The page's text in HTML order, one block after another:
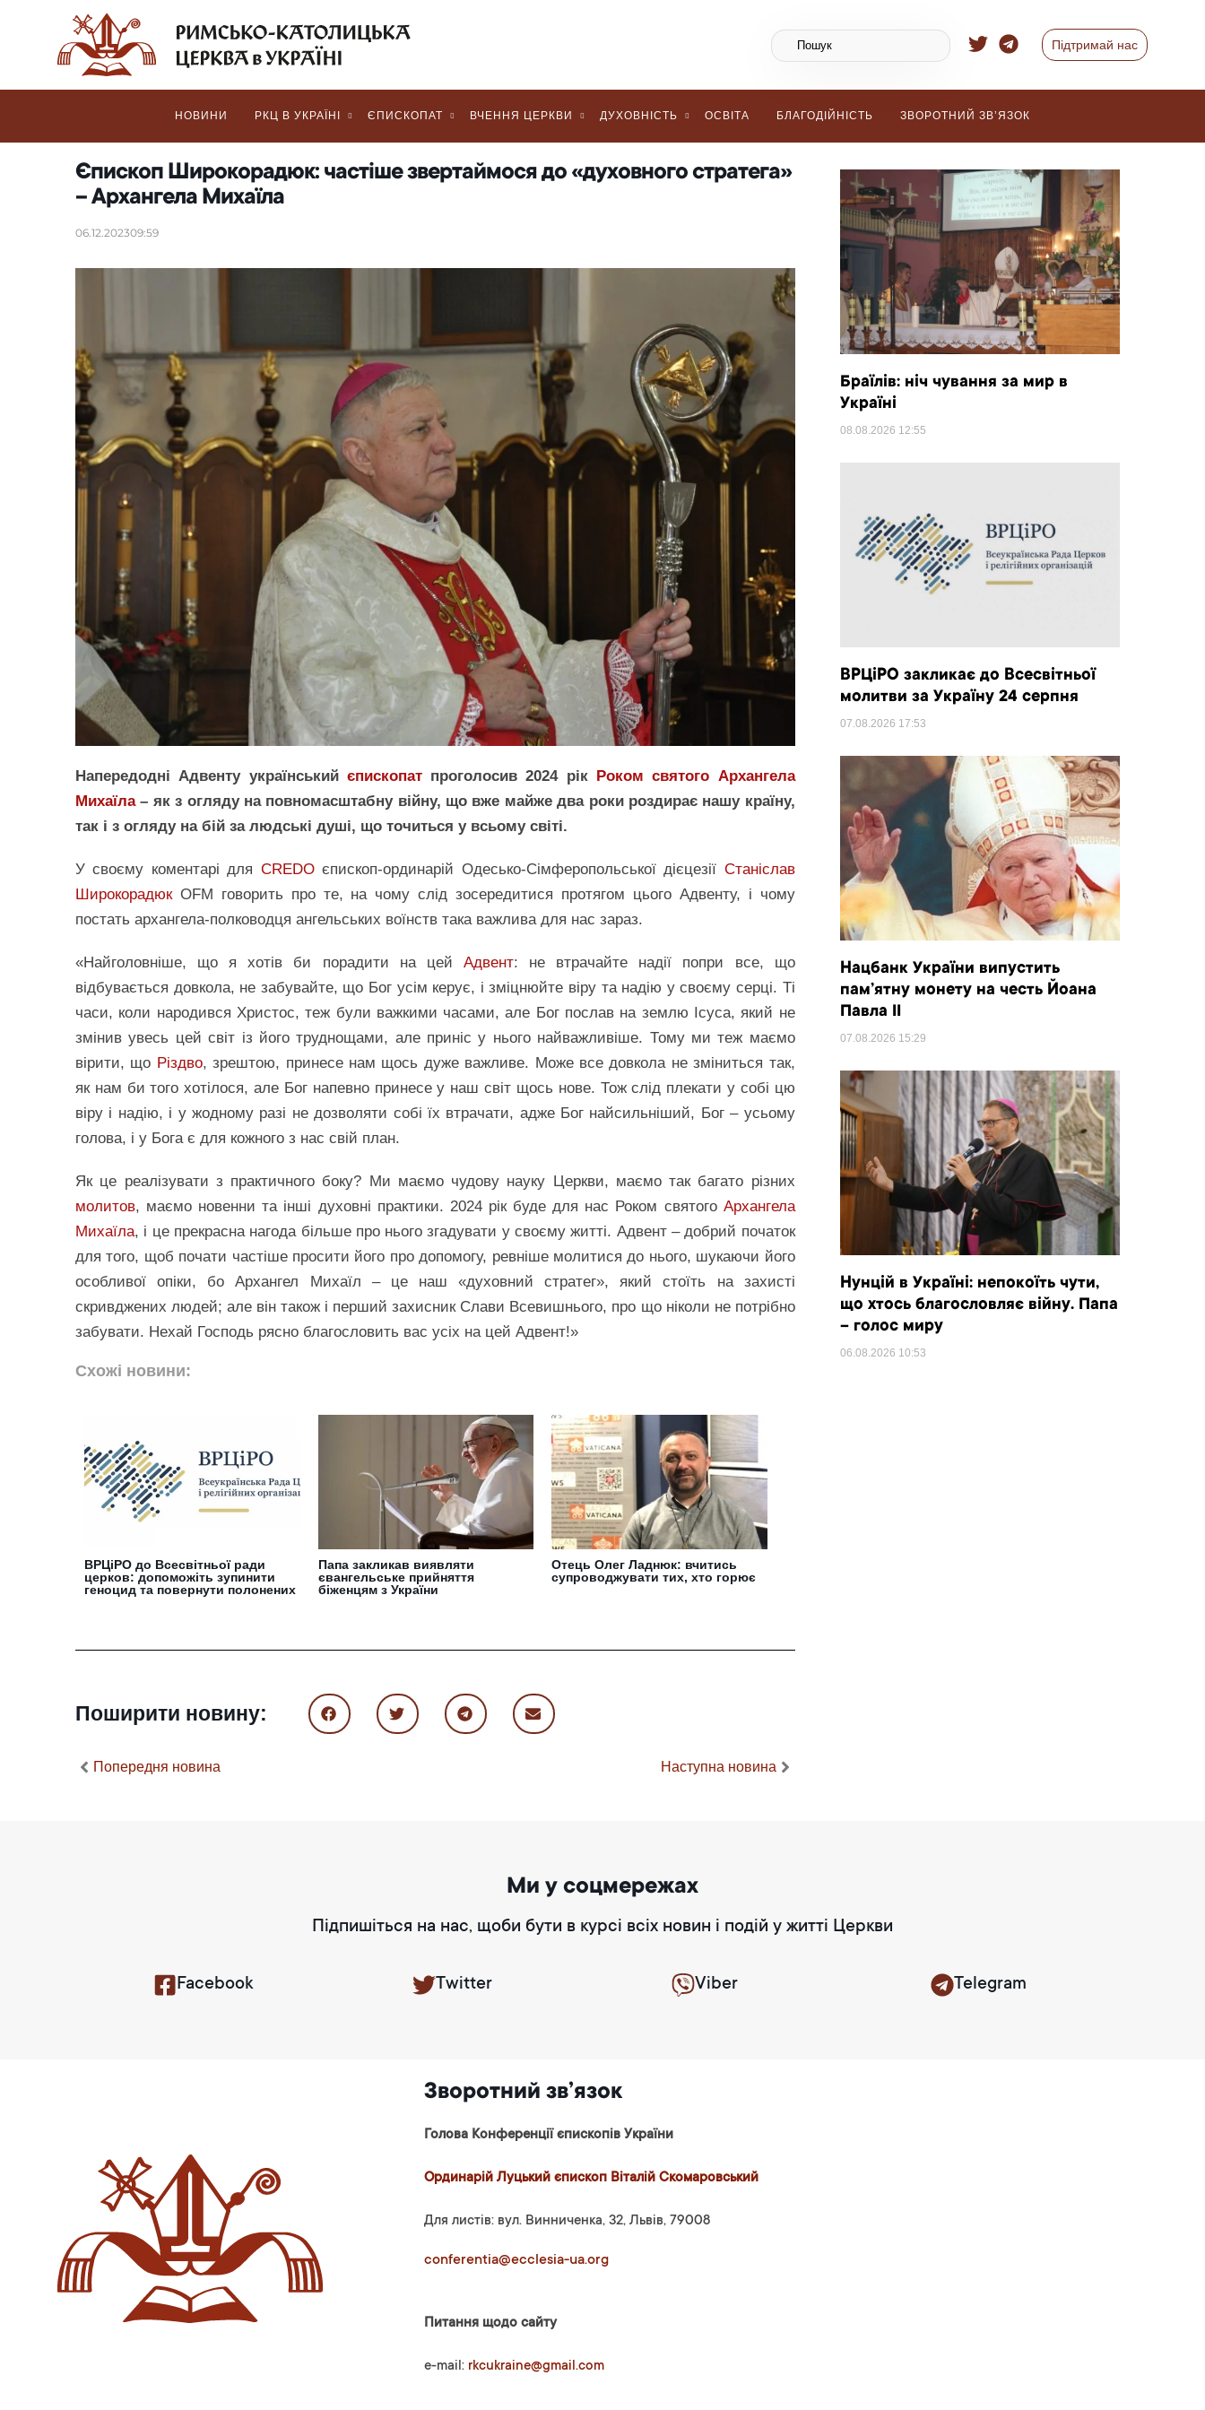
Підтримай нас
НОВИНИ РКЦ В УКРАЇНІ ЄПИСКОПАТ ВЧЕННЯ ЦЕРКВИ ДУХОВНІСТЬ ОСВІТА БЛАГОДІЙНІСТЬ ЗВОРОТНИЙ ЗВ’ЯЗОК
Єпископ Широкорадюк: частіше звертаймося до «духовного стратега»
– Архангела Михаїла
06.12.202309:59
Напередодні Адвенту український єпископатпроголосив 2024 рік Роком святого Архангела
Михаїла– як з огляду на повномасштабну війну, що вже майже два роки роздирає нашу країну,
так і з огляду на бій за людські душі, що точиться у всьому світі.
У своєму коментарі для CREDOєпископ-ординарій Одесько-Сімферопольської дієцезії Станіслав
ШирокорадюкOFM говорить про те, на чому слід зосередитися протягом цього Адвенту, і чому
постать архангела-полководця ангельських воїнств така важлива для нас зараз.
«Найголовніше, що я хотів би порадити на цей Адвент: не втрачайте надії попри все, що
відбувається довкола, не забувайте, що Бог усім керує, і зміцнюйте віру та надію у своєму серці. Ті
часи, коли народився Христос, теж були важкими часами, але Бог послав на землю Ісуса, який не
змінив увесь цей світ із його труднощами, але приніс у нього найважливіше. Тому ми теж маємо
вірити, що Різдво, зрештою, принесе нам щось дуже важливе. Може все довкола не зміниться так,
як нам би того хотілося, але Бог напевно принесе у наш світ щось нове. Тож слід плекати у собі цю
віру і надію, і у жодному разі не дозволяти собі їх втрачати, адже Бог найсильніший, Бог – усьому
голова, і у Бога є для кожного з нас свій план.
Як це реалізувати з практичного боку? Ми маємо чудову науку Церкви, маємо так багато різних
молитов, маємо новенни та інші духовні практики. 2024 рік буде для нас Роком святого Архангела
Михаїла, і це прекрасна нагода більше про нього згадувати у своєму житті. Адвент – добрий початок
для того, щоб почати частіше просити його про допомогу, ревніше молитися до нього, шукаючи його
особливої опіки, бо Архангел Михаїл – це наш «духовний стратег», який стоїть на захисті
скривджених людей; але він також і перший захисник Слави Всевишнього, про що ніколи не потрібно
забувати. Нехай Господь рясно благословить вас усіх на цей Адвент!»
Схожі новини:
ВРЦіРО до Всесвітньої ради
церков: допоможіть зупинити
геноцид та повернути полонених
Папа закликав виявляти
євангельське прийняття
біженцям з України
Отець Олег Ладнюк: вчитись
супроводжувати тих, хто горює
Поширити новину:
Попередня новина Наступна новина
Браїлів: ніч чування за мир в
Україні
08.08.2026 12:55
ВРЦіРО закликає до Всесвітньої
молитви за Україну 24 серпня
07.08.2026 17:53
Нацбанк України випустить
пам’ятну монету на честь Йоана
Павла II
07.08.2026 15:29
Нунцій в Україні: непокоїть чути,
що хтось благословляє війну. Папа
– голос миру
06.08.2026 10:53
Ми у соцмережах
Підпишіться на нас, щоби бути в курсі всіх новин і подій у житті Церкви
Facebook Twitter Viber Telegram
Зворотний зв’язок
Голова Конференції єпископів України
Ординарій Луцький єпископ Віталій Скомаровський
Для листів: вул. Винниченка, 32, Львів, 79008
conferentia@ecclesia-ua.org
Питання щодо сайту
e-mail: rkcukraine@gmail.com